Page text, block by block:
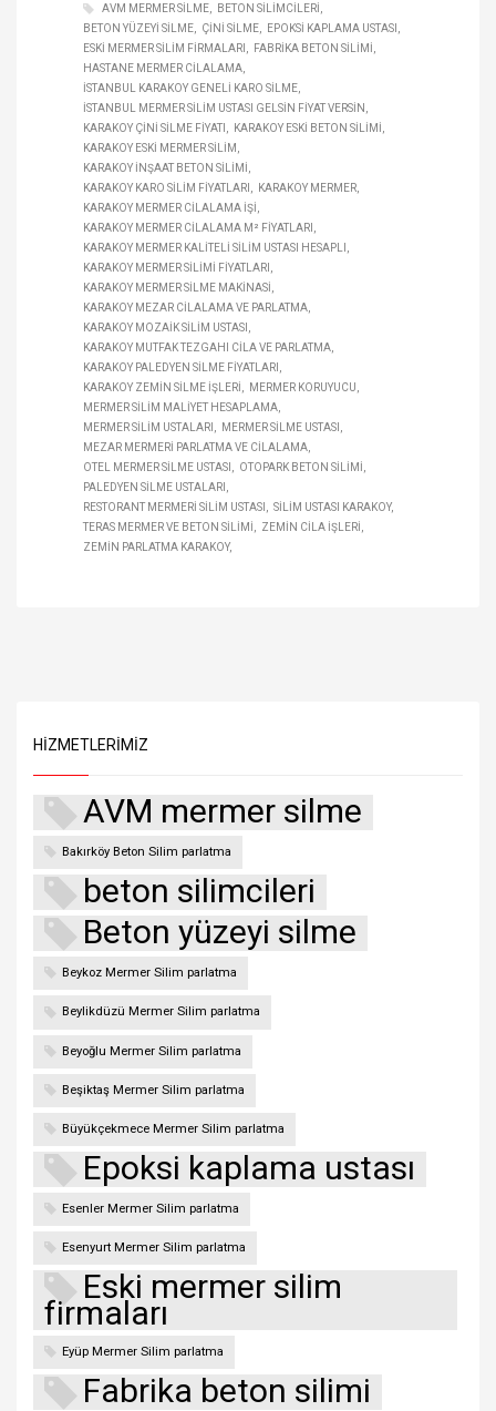
AVM MERMER SILME
BETON SILIMCILERI
BETON YÜZEYI SILME
ÇINI SILME
EPOKSI KAPLAMA USTASI
ESKI MERMER SILIM FIRMALARI
FABRIKA BETON SILIMI
HASTANE MERMER CILALAMA
İSTANBUL KARAKOY GENELI KARO SILME
İSTANBUL MERMER SILIM USTASI GELSIN FIYAT VERSIN
KARAKOY ÇINI SILME FIYATI
KARAKOY ESKI BETON SILIMI
KARAKOY ESKI MERMER SILIM
KARAKOY INŞAAT BETON SILIMI
KARAKOY KARO SILIM FIYATLARI
KARAKOY MERMER
KARAKOY MERMER CILALAMA IŞI
KARAKOY MERMER CILALAMA M² FIYATLARI
KARAKOY MERMER KALITELI SILIM USTASI HESAPLI
KARAKOY MERMER SILIMI FIYATLARI
KARAKOY MERMER SILME MAKINASI
KARAKOY MEZAR CILALAMA VE PARLATMA
KARAKOY MOZAIK SILIM USTASI
KARAKOY MUTFAK TEZGAHI CILA VE PARLATMA
KARAKOY PALEDYEN SILME FIYATLARI
KARAKOY ZEMIN SILME IŞLERI
MERMER KORUYUCU
MERMER SILIM MALIYET HESAPLAMA
MERMER SILIM USTALARI
MERMER SILME USTASI
MEZAR MERMERI PARLATMA VE CILALAMA
OTEL MERMER SILME USTASI
OTOPARK BETON SILIMI
PALEDYEN SILME USTALARI
RESTORANT MERMERI SILIM USTASI
SILIM USTASI KARAKOY
TERAS MERMER VE BETON SILIMI
ZEMIN CILA IŞLERI
ZEMIN PARLATMA KARAKOY
HIZMETLERIMIZ
AVM mermer silme
Bakırköy Beton Silim parlatma
beton silimcileri
Beton yüzeyi silme
Beykoz Mermer Silim parlatma
Beylikdüzü Mermer Silim parlatma
Beyoğlu Mermer Silim parlatma
Beşiktaş Mermer Silim parlatma
Büyükçekmece Mermer Silim parlatma
Epoksi kaplama ustası
Esenler Mermer Silim parlatma
Esenyurt Mermer Silim parlatma
Eski mermer silim
firmaları
Eyüp Mermer Silim parlatma
Fabrika beton silimi